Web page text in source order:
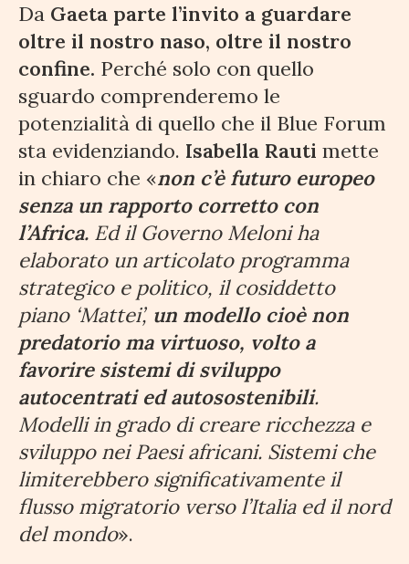
Da Gaeta parte l’invito a guardare
oltre il nostro naso, oltre il nostro
confine. Perché solo con quello
sguardo comprenderemo le
potenzialità di quello che il Blue Forum
sta evidenziando. Isabella Rauti mette
in chiaro che «non c’è futuro europeo
senza un rapporto corretto con
l’Africa. Ed il Governo Meloni ha
elaborato un articolato programma
strategico e politico, il cosiddetto
piano ‘Mattei’, un modello cioè non
predatorio ma virtuoso, volto a
favorire sistemi di sviluppo
autocentrati ed autosostenibili.
Modelli in grado di creare ricchezza e
sviluppo nei Paesi africani. Sistemi che
limiterebbero significativamente il
flusso migratorio verso l’Italia ed il nord
del mondo».